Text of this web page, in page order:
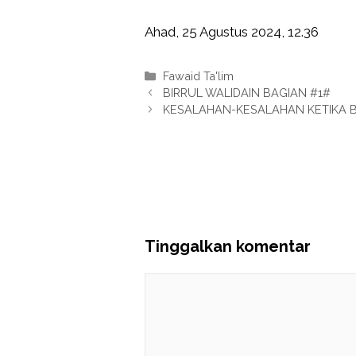
Ahad, 25 Agustus 2024, 12.36
Kategori
Fawaid Ta'lim
BIRRUL WALIDAIN BAGIAN #1#
KESALAHAN-KESALAHAN KETIKA
Tinggalkan komentar